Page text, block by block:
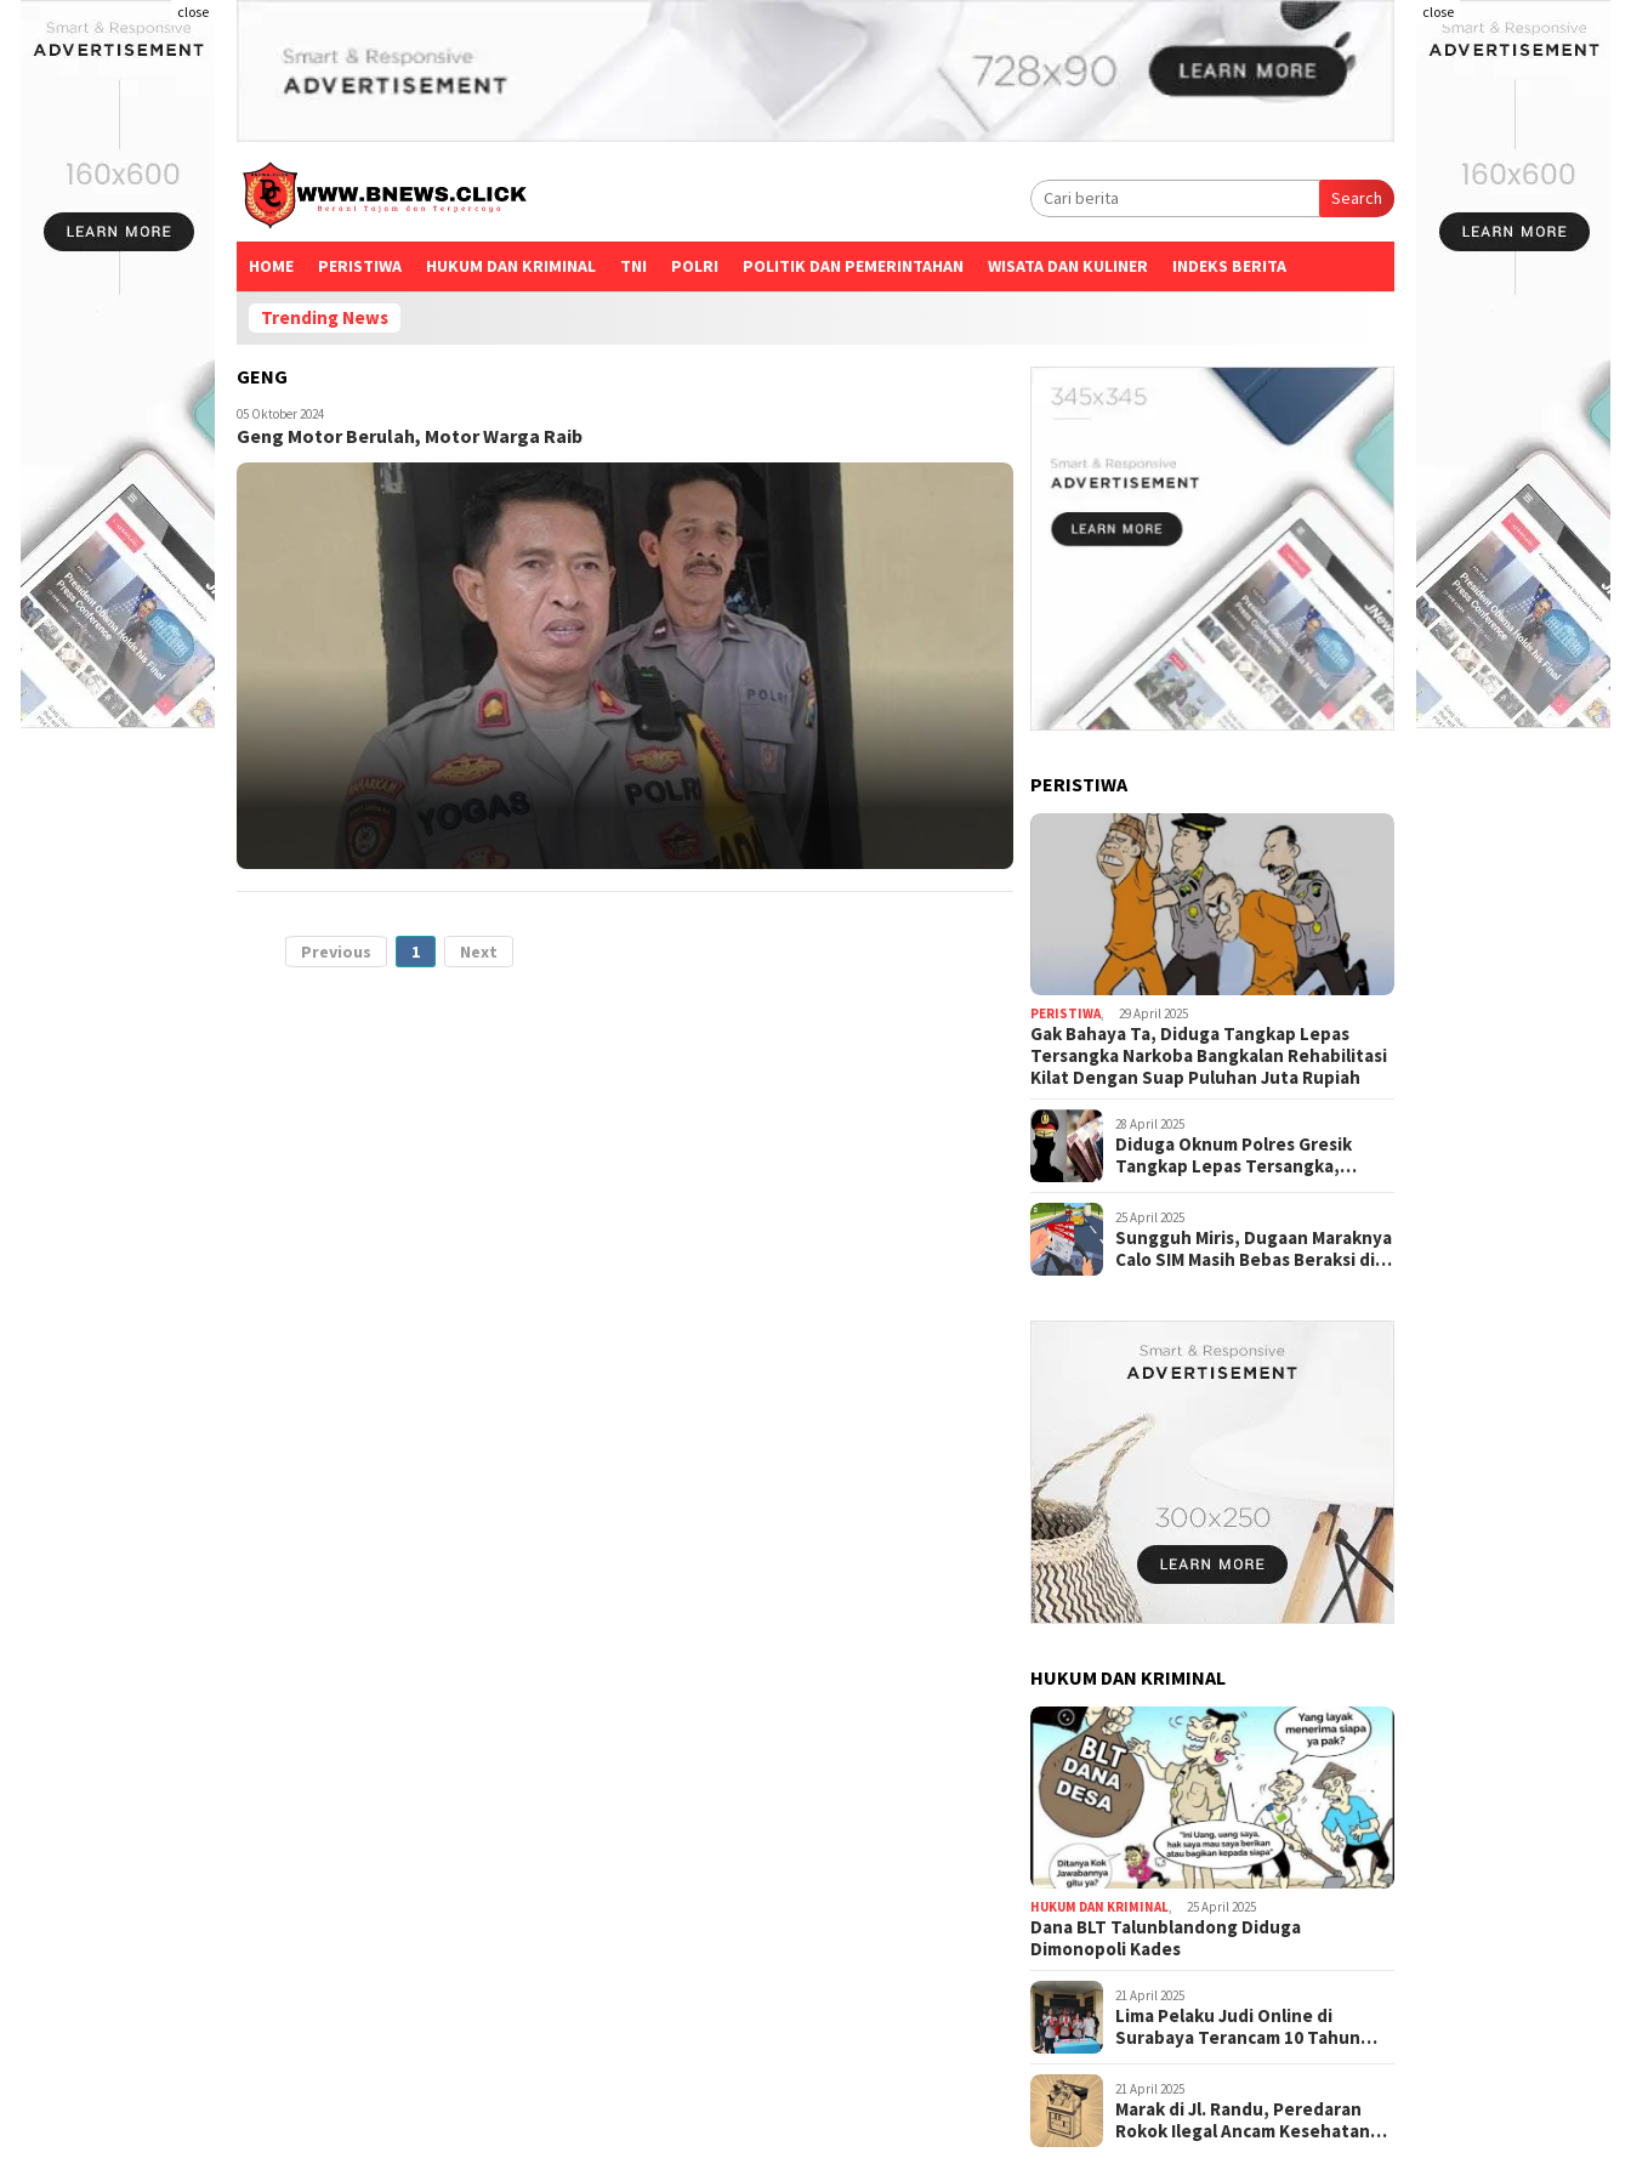
close close
Search
HOME PERISTIWA HUKUM DAN KRIMINAL TNI POLRI POLITIK DAN PEMERINTAHAN WISATA DAN KULINER INDEKS BERITA
Trending News
GENG
05 Oktober 2024
Geng Motor Berulah, Motor Warga Raib
Previous 1 Next
PERISTIWA
PERISTIWA, 29 April 2025
Gak Bahaya Ta, Diduga Tangkap Lepas
Tersangka Narkoba Bangkalan Rehabilitasi
Kilat Dengan Suap Puluhan Juta Rupiah
28 April 2025
Diduga Oknum Polres Gresik
Tangkap Lepas Tersangka,
25 April 2025
Sungguh Miris, Dugaan Maraknya
Calo SIM Masih Bebas Beraksi di
HUKUM DAN KRIMINAL
HUKUM DAN KRIMINAL 25 April 2025
Dana BLT Talunblandong Diduga
Dimonopoli Kades
21 April 2025
Lima Pelaku Judi Online di
Surabaya Terancam 10 Tahun
21 April 2025
Marak di Jl. Randu, Peredaran
Rokok Ilegal Ancam Kesehatan